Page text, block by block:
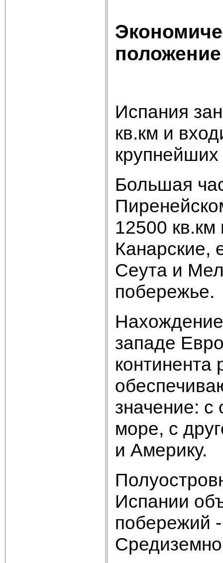
Испания
кв.км и
Большая
12500 кв.км
Канарские,
Сеута и
побережье.
западе
континента
значение:
море, с
и Америку.
Испании
побережий